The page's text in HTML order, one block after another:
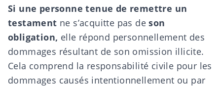
Si une personne tenue de remettre un
testament ne s’acquitte pas de son
obligation, elle répond personnellement des
dommages résultant de son omission illicite.
Cela comprend la responsabilité civile pour les
dommages causés intentionnellement ou par